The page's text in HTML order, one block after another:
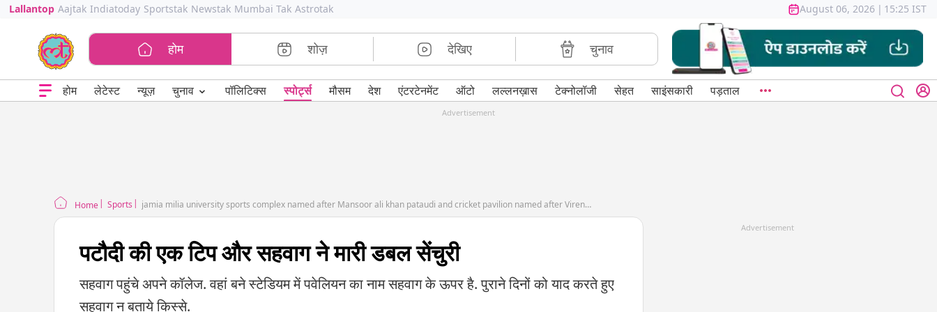
Lallantop Aajtak Indiatoday Sportstak Newstak Mumbai Tak Astrotak August 06, 2026 | 15:25 IST
होम शोज़ देखिए चुनाव
होम लेटेस्ट न्यूज़ चुनाव ⌄ पॉलिटिक्स स्पोर्ट्स मौसम देश एंटरटेनमेंट ऑटो लल्लनख़ास टेक्नोलॉजी सेहत साइंसकारी पड़ताल
Advertisement
Home Sports jamia milia university sports complex named after Mansoor ali khan pataudi and cricket pavilion named after Virender Sehwag inaugurated by Sharmila Tagore
पटौदी की एक टिप और सहवाग ने मारी डबल सेंचुरी
सहवाग पहुंचे अपने कॉलेज. वहां बने स्टेडियम में पवेलियन का नाम सहवाग के ऊपर है. पुराने दिनों को याद करते हुए
सहवाग न बताये किस्से.
Advertisement